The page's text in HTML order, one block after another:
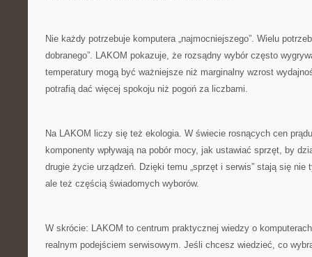
Nie każdy potrzebuje komputera „najmocniejszego”. Wielu
dobranego”. LAKOM pokazuje, że rozsądny wybór często
temperatury mogą być ważniejsze niż marginalny wzrost
potrafią dać więcej spokoju niż pogoń za liczbami.
Na LAKOM liczy się też ekologia. W świecie rosnących cen
komponenty wpływają na pobór mocy, jak ustawiać sprzęt, by
drugie życie urządzeń. Dzięki temu „sprzęt i serwis” stają się
ale też częścią świadomych wyborów.
W skrócie: LAKOM to centrum praktycznej wiedzy o
realnym podejściem serwisowym. Jeśli chcesz wiedzieć, co